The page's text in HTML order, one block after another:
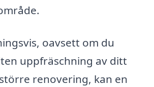
oavsett om du
uppfräschning av ditt
renovering, kan en